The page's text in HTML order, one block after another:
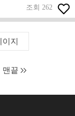
조회 262
지
맨끝